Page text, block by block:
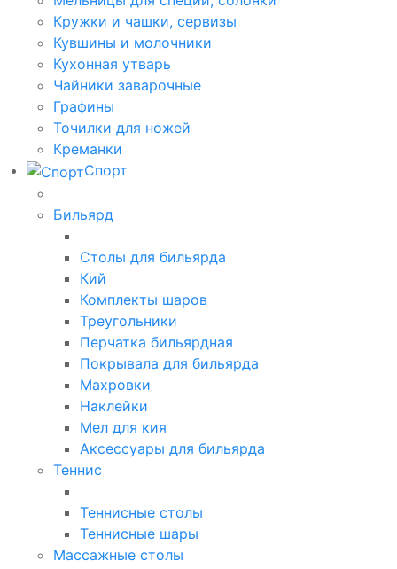
Кружки и чашки, сервизы
Кувшины и молочники
Кухонная утварь
Чайники заварочные
Графины
Точилки для ножей
Креманки
Спорт
Бильярд
Столы для бильярда
Кий
Комплекты шаров
Треугольники
Перчатка бильярдная
Покрывала для бильярда
Махровки
Наклейки
Мел для кия
Аксессуары для бильярда
Теннис
Теннисные столы
Теннисные шары
Массажные столы